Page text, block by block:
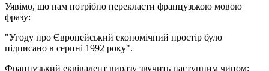
Уявімо, що нам потрібно перекласти французькою мовою
фразу:
"Угоду про Європейський економічний простір було
підписано в серпні 1992 року".
Французький еквівалент виразу звучить наступним чином: